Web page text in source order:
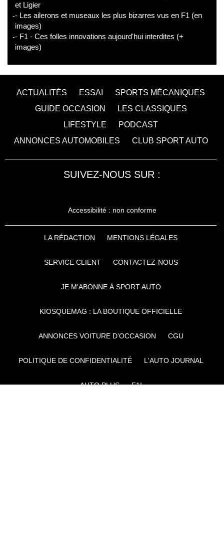
et Ligier
- Les ailerons et museaux les plus bizarres vus en F1 (en
images)
- F1 - Ces folles innovations aujourd'hui interdites (+
images)
ACTUALITÉS ESSAI
SPORTS MÉCANIQUES
GUIDE OCCASION
LES CLASSIQUES
LIFESTYLE
PODCAST
ANNONCES AUTOMOBILES
CLUB SPORT AUTO
SUIVEZ-NOUS SUR :
Accessibilité : non conforme
LA RÉDACTION MENTIONS LÉGALES
SERVICE CLIENT CONTACTEZ-NOUS
JE M'ABONNE À SPORT AUTO
KIOSQUEMAG : LA BOUTIQUE OFFICIELLE
ANNONCES VOITURE D’OCCASION CGU
POLITIQUE DE CONFIDENTIALITÉ L'AUTO JOURNAL
AUTO PLUS F1I